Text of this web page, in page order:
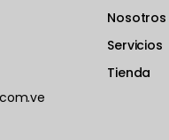
Nosotros
Servicios
Tienda